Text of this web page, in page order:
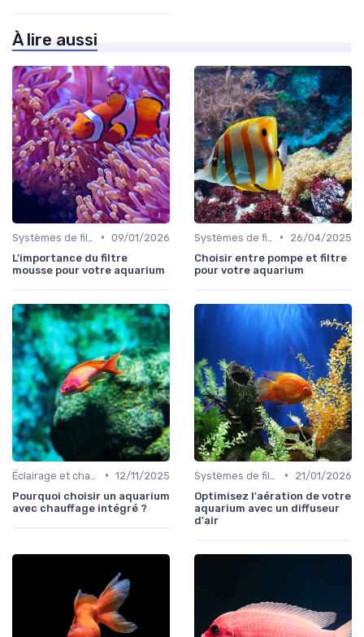
À lire aussi
• 09/01/2026
L'importance du filtre
mousse pour votre aquarium
•
26/04/2025
Choisir entre pompe et filtre
pour votre aquarium
• 12/11/2025
Pourquoi choisir un aquarium
avec chauffage intégré ?
•
21/01/2026
Optimisez l'aération de votre
aquarium avec un diffuseur
d'air